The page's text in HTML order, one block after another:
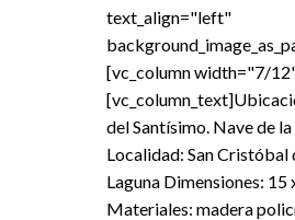
text_align="left"
[vc_column width="7/
del Santísimo. Nave de
Localidad: San Cristóbal
Laguna Dimensiones: 15
Materiales: madera